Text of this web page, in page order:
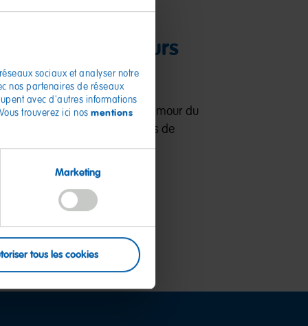
sociaux et analyser notre
nos partenaires de réseaux
avec d'autres informations
trouverez ici nos mentions
Marketing
tous les cookies
production :
variété de couleurs
de saveurs
Chaque Ours d’or reflète notre amour du
détail. Découvrez leur processus de
Découvrir